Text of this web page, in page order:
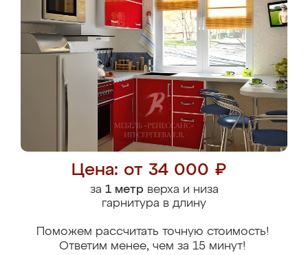
Цена: от 34 000 ₽
за 1 метрверха и низа
гарнитура в длину
Поможем рассчитать точную стоимость!
Ответим менее, чем за 15 минут!